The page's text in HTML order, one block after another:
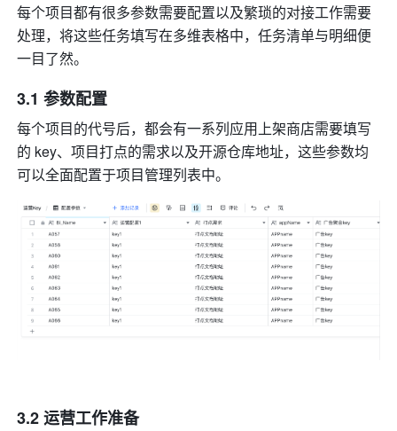
每个项目都有很多参数需要配置以及繁琐的对接工作需要
处理，将这些任务填写在多维表格中，任务清单与明细便
一目了然。
3.1 参数配置
每个项目的代号后，都会有一系列应用上架商店需要填写
的 key、项目打点的需求以及开源仓库地址，这些参数均
可以全面配置于项目管理列表中。
3.2 运营工作准备